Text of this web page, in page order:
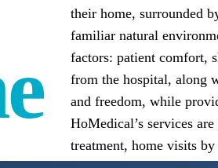
their home, surrounded
familiar natural
factors: patient comfort,
from the hospital, along
and freedom, while
HoMedical’s services
treatment, home visits